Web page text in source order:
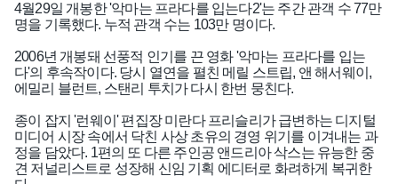
4월29일 개봉한 '악마는 프라다를 입는다2'는 주간 관객 수 77만
명을 기록했다. 누적 관객 수는 103만 명이다.
2006년 개봉돼 선풍적 인기를 끈 영화 '악마는 프라다를 입는
다'의 후속작이다. 당시 열연을 펼친 메릴 스트립, 앤 해서웨이,
에밀리 블런트, 스탠리 투치가 다시 한번 뭉친다.
종이 잡지 '런웨이' 편집장 미란다 프리슬리가 급변하는 디지털
미디어 시장 속에서 닥친 사상 초유의 경영 위기를 이겨내는 과
정을 담았다. 1편의 또 다른 주인공 앤드리아 삭스는 유능한 중
견 저널리스트로 성장해 신임 기획 에디터로 화려하게 복귀한